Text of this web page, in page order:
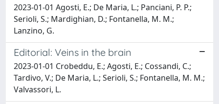
2023-01-01 Agosti, E.; De Maria, L.; Panciani, P. P.;
Serioli, S.; Mardighian, D.; Fontanella, M. M.;
Lanzino, G.
Editorial: Veins in the brain
2023-01-01 Crobeddu, E.; Agosti, E.; Cossandi, C.;
Tardivo, V.; De Maria, L.; Serioli, S.; Fontanella, M. M.;
Valvassori, L.